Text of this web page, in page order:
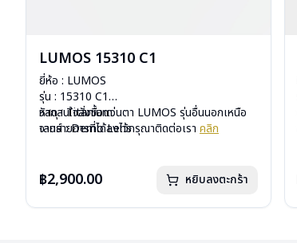
LUMOS 15310 C1
ยี่ห้อ : LUMOS
รุ่น : 15310 C1
วัสดุ : Titanium
เลนส์ : Demo Lens
อุปกรณ์ : กล่องแว่น , ผ้าเช็ดแว่น
หากสนใจสั่งชื้อแว่นตา LUMOS รุ่นอื่นนอกเหนือ
จากรายการที่ได้ลงไว้กรุณาติดต่อเรา คลิก
฿2,900.00 หยิบลงตะกร้า